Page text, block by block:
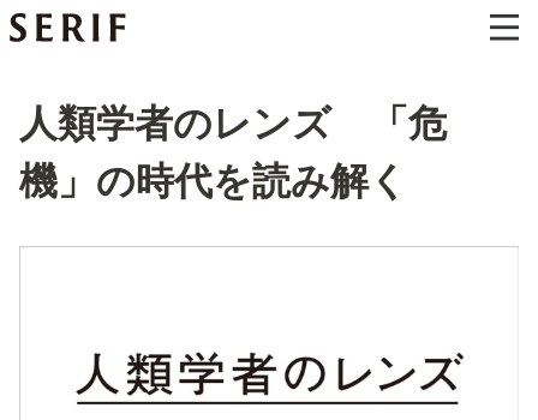
人類学者のレンズ 「危
機」の時代を読み解く